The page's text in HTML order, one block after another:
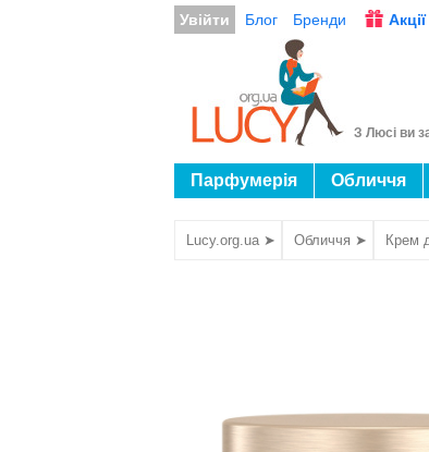
Увійти Блог Бренди Акції
З Люсі ви
Парфумерія Обличчя
Lucy.org.ua ➤ Обличчя ➤ Крем